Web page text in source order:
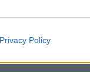
Privacy Policy